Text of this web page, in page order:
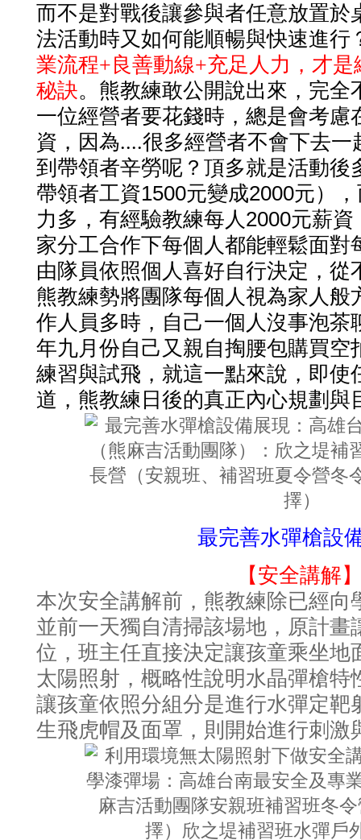
而不是對戰後讓參與者任意放置於
法活動時又如何能順暢與快速進行
業流程+良善動線+充足人力，才
秘訣。熊教練敢公開說出來，完全
一位經營者要花錢時，總是會考慮
資，因為....很多經營者不會下去
到帶領者辛勞呢？頂多就是活動後
帶領者工資1500元變成2000元）
力多，有經驗教練每人2000元薪資
家分工合作下每個人都能輕鬆面對
由隊員依照個人喜好自行決定，從
熊教練勢將團隊每個人視為家人般
作人員多時，自己一個人沒事泡茶
年九月份自己又親自掏腰包購買空
練習與試飛，就這一點來說，即使
道，熊教練日後的真正內心規劃與
最完善水彈槍設
【安全講解
本次安全講解前，熊教練除已經向
並前一天獨自清掃該場地，原計畫
位，班主任直接決定讓孩童乘坐地
太陽照射，概略性說明水晶彈槍特
讓孩童依照分組分是進行水彈定靶
生飛虎帽及面罩，則開始進行刺激